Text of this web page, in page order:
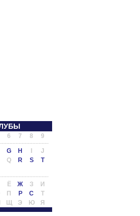
6 7 8 9
G H
J
Q R S
T
Ё Ж З
И
П Р С
Т
Щ Э Ю Я